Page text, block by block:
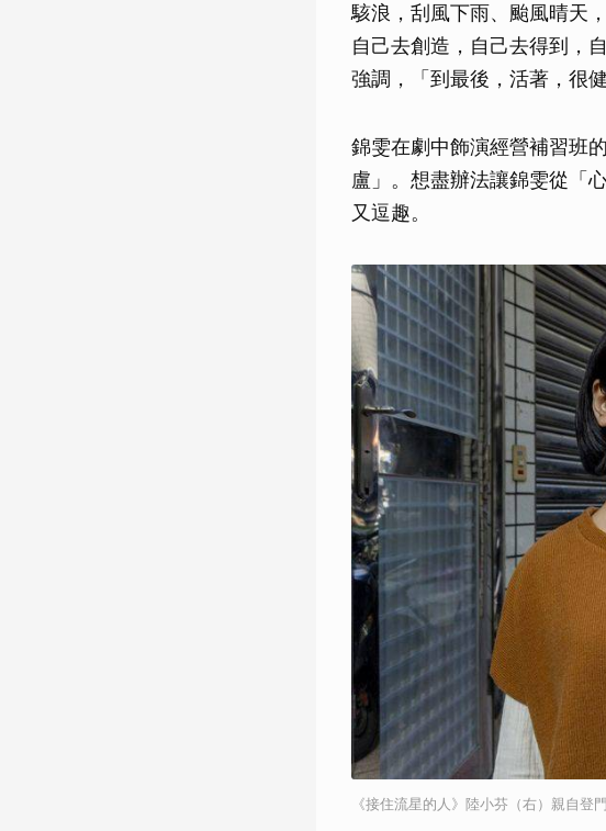
駭浪，刮風下雨、颱風晴天
自己去創造，自己去得到，
強調，「到最後，活著，很
錦雯在劇中飾演經營補習班
盧」。想盡辦法讓錦雯從「
又逗趣。
《接住流星的人》陸小芬（右）親自